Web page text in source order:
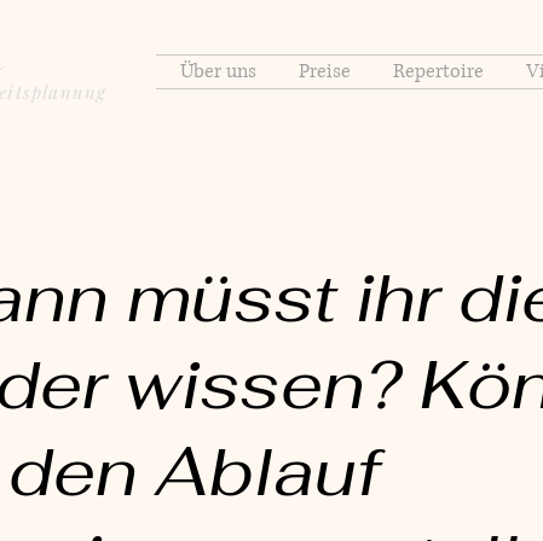
Über uns Preise Repertoire
müsst ihr
wissen?
Ablauf